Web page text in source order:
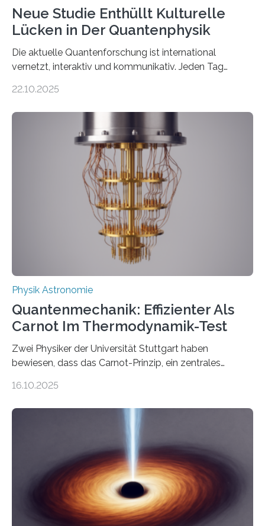
Neue Studie Enthüllt Kulturelle
Lücken in Der Quantenphysik
Die aktuelle Quantenforschung ist international
vernetzt, interaktiv und kommunikativ. Jeden Tag
oft von Autor*innen, die eng zusammenarbeiten. Neue
werden schnell weiterentwickelt. Dies ist der Alltag in
der Forschung der Quantentheorie, die dieses Jahr 100
Jahre alt geworden ist, weshalb die UNESCO 2025 zum
Internationalen Jahr der Quantenwissenschaft und -
technologie ausgerufen hat. Doch nun hat eine
internationale Forschungsgruppe um den
22.10.2025
Physik Astronomie
Quantenmechanik: Effizienter Als
Carnot Im Thermodynamik-Test
Zwei Physiker der Universität Stuttgart haben
bewiesen, dass das Carnot-Prinzip, ein zentrales
Größenordnung von Atomen gilt, deren physikalische
Quantenmotoren voranbringen. Das
Wissenschaftsjournal Science Advances veröffentlichte
die Herleitung. (DOI: 10.1126/sciadv.adw8462)
Verbrennungsmotoren oder Dampfturbinen sind
Wärmekraftmaschinen: Sie wandeln thermische
Energie in mechanische Bewegung um – oder anders
16.10.2025